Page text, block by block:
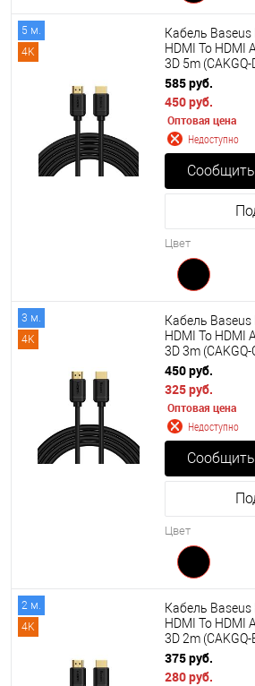
5 м.
4K
Кабель
HDMI To HDMI
3D 5m (CAKGQ-
585 руб.
450 руб.
Оптовая цена
Недоступно
Цвет
3 м.
4K
Кабель
HDMI To HDMI
3D 3m (CAKGQ-
450 руб.
325 руб.
Оптовая цена
Недоступно
Цвет
2 м.
4K
Кабель
HDMI To HDMI
3D 2m
375 руб.
280 руб.